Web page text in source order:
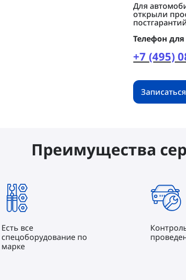
Для
открыли
Телефон
+7 (495)
Преимущества
Есть все
спецоборудование по
марке